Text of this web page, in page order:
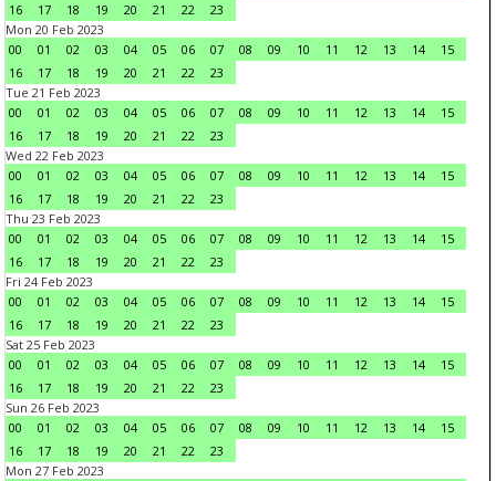
16
17 18 19 20 21 22
23
Mon 20 Feb 2023
00
01 02 03 04 05 06 07 08 09 10 11 12 13 14
15
16
17 18 19 20 21 22
23
Tue 21 Feb 2023
00
01 02 03 04 05 06 07 08 09 10 11 12 13 14
15
16
17 18 19 20 21 22
23
Wed 22 Feb 2023
00
01 02 03 04 05 06 07 08 09 10 11 12 13 14
15
16
17 18 19 20 21 22
23
Thu 23 Feb 2023
00
01 02 03 04 05 06 07 08 09 10 11 12 13 14
15
16
17 18 19 20 21 22
23
Fri 24 Feb 2023
00
01 02 03 04 05 06 07 08 09 10 11 12 13 14
15
16
17 18 19 20 21 22
23
Sat 25 Feb 2023
00
01 02 03 04 05 06 07 08 09 10 11 12 13 14
15
16
17 18 19 20 21 22
23
Sun 26 Feb 2023
00
01 02 03 04 05 06 07 08 09 10 11 12 13 14
15
16
17 18 19 20 21 22
23
Mon 27 Feb 2023